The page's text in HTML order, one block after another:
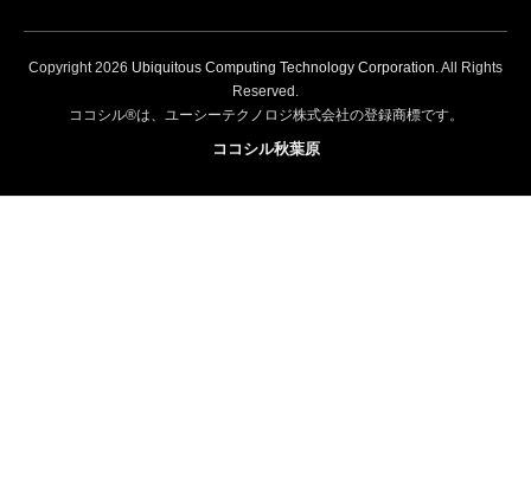
Copyright2026 Ubiquitous Computing Technology Corporation . All Rights
Reserved.
ココシル®は、ユーシーテクノロジ株式会社の登録商標です。
ココシル秋葉原